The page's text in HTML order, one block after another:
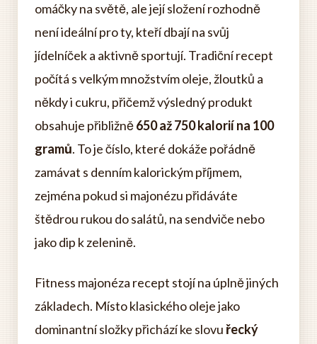
omáčky na světě, ale její složení rozhodně
není ideální pro ty, kteří dbají na svůj
jídelníček a aktivně sportují. Tradiční recept
počítá s velkým množstvím oleje, žloutků a
někdy i cukru, přičemž výsledný produkt
obsahuje přibližně650 až 750 kalorií na 100
gramů. To je číslo, které dokáže pořádně
zamávat s denním kalorickým příjmem,
zejména pokud si majonézu přidáváte
štědrou rukou do salátů, na sendviče nebo
jako dip k zelenině.
Fitness majonéza recept stojí na úplně jiných
základech. Místo klasického oleje jako
dominantní složky přichází ke slovuřecký